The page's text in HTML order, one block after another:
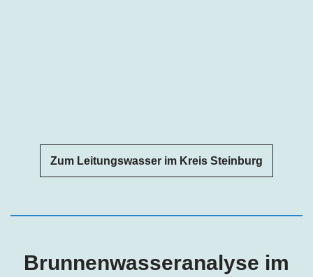
Zum Leitungswasser im Kreis Steinburg
Brunnenwasseranalyse im